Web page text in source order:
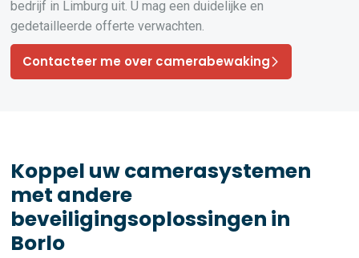
bedrijf in Limburg uit. U mag een duidelijke en
gedetailleerde offerte verwachten.
Contacteer me over camerabewaking
Koppel uw camerasystemen
met andere
beveiligingsoplossingen in
Borlo